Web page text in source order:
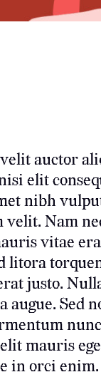
auctor
elit
nibh
Nam
vitae
litora
justo.
augue. Sed
mauris
in orci enim.